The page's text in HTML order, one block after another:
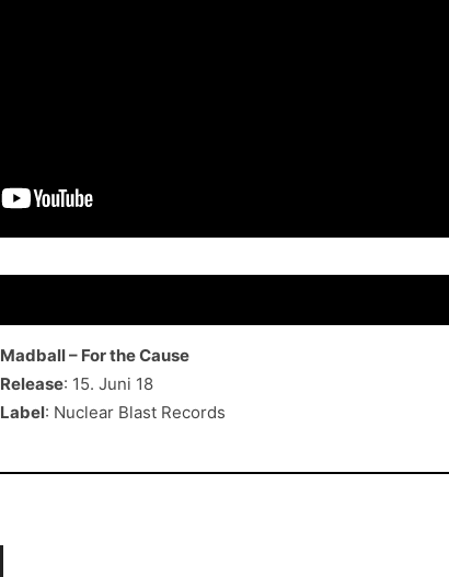
Madball – For the Cause
Release: 15. Juni 18
Label: Nuclear Blast Records